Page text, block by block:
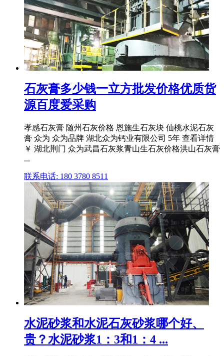
石灰膏多少钱一立方批发价格优质货
源百度爱采购
孝感石灰膏 随州石灰价格 恩施生石灰块 仙桃水泥石灰
膏 众为 众为品牌 湖北众为钙业有限公司 5年 查看详情
￥ 湖北荆门 众为武昌石灰浆青山生石灰价格洪山石灰膏
...
联系电话: 180 3780 8511
水泥砂浆和水泥石灰砂浆哪个好、
贵？水泥砂浆1：3和1：4 ...